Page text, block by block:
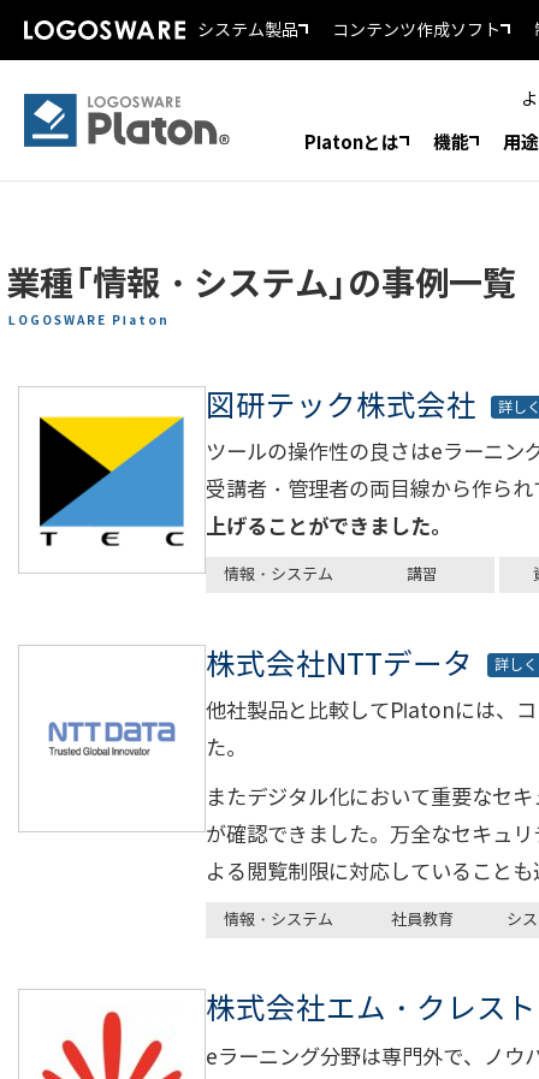
システム製品 コンテンツ作成ソフト
Platonとは 機能 用
業種「情報・システム」の事例一覧
LOGOSWARE Platon
図研テック株式会社 詳し
ツールの操作性の良さはeラーニ
受講者・管理者の両目線から作ら
上げることができました。
情報・システム 講習
株式会社NTTデータ 詳しく
他社製品と比較してPlatonには、
た。
またデジタル化において重要なセ
が確認できました。万全なセキュリ
よる閲覧制限に対応していること
情報・システム 社員教育 シ
株式会社エム・クレスト
eラーニング分野は専門外で、ノウ